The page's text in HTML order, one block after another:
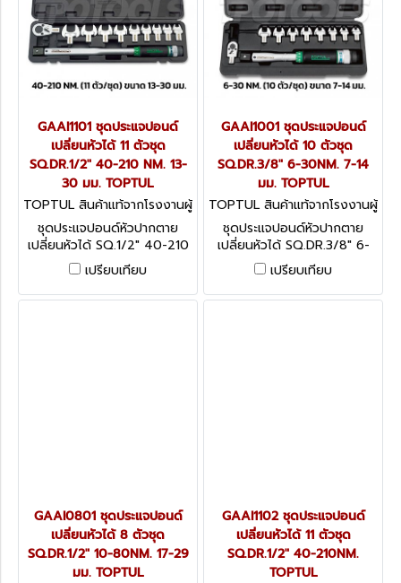
GAAI1101 ชุดประแจปอนด์
เปลี่ยนหัวได้ 11 ตัวชุด
SQ.DR.1/2" 40-210 NM. 13-
30 มม. TOPTUL
TOPTUL สินค้าแท้จากโรงงานผู้
ผลิต GAAI1101
ชุดประแจปอนด์หัวปากตาย
เปลี่ยนหัวได้ SQ.1/2" 40-210
NM. (11 ตัว) (RATCHET
HEAD+ปากตาย) ขนาด 13-30
มม.
เปรียบเทียบ
GAAI1001 ชุดประแจปอนด์
เปลี่ยนหัวได้ 10 ตัวชุด
SQ.DR.3/8" 6-30NM. 7-14
มม. TOPTUL
TOPTUL สินค้าแท้จากโรงงานผู้
ผลิต GAAI1001
ชุดประแจปอนด์หัวปากตาย
เปลี่ยนหัวได้ SQ.DR.3/8" 6-
30NM. (10 ตัว) (RATCHET
HEAD+ ปากตาย) ขนาด 7-14
มม. HEAD-
เปรียบเทียบ
GAAI0801 ชุดประแจปอนด์
เปลี่ยนหัวได้ 8 ตัวชุด
SQ.DR.1/2" 10-80NM. 17-29
มม. TOPTUL
GAAI1102 ชุดประแจปอนด์
เปลี่ยนหัวได้ 11 ตัวชุด
SQ.DR.1/2" 40-210NM.
TOPTUL